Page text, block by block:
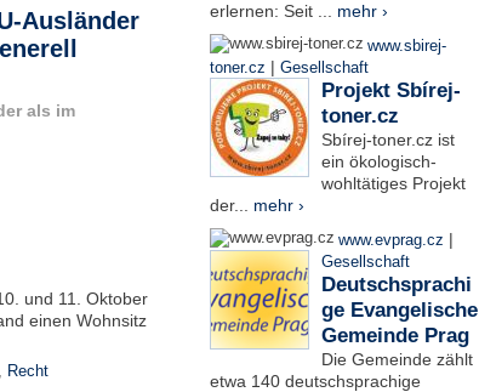
Ausländer
als im
und 11. Oktober
einen Wohnsitz
Recht
erlernen: Seit ... mehr ›
www.sbirej-
toner.cz | Gesellschaft
Projekt Sbírej-
toner.cz
Sbírej-toner.cz ist
ein ökologisch-
wohltätiges Projekt
der... mehr ›
www.evprag.cz |
Gesellschaft
Deutschsprachi
ge Evangelische
Gemeinde Prag
Die Gemeinde zählt
etwa 140 deutschsprachige